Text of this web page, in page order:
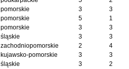
pomorskie 3
3
pomorskie 5
1
pomorskie 3
3
śląskie 3
3
zachodniopomorskie 2
4
kujawsko-pomorskie 3
3
śląskie 3
2